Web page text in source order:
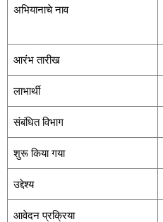
अभियानाचे नाव
आरंभ तारीख
लाभार्थी
संबंधित विभाग
शुरू किया गया
उद्देश्य
आवेदन प्रक्रिया